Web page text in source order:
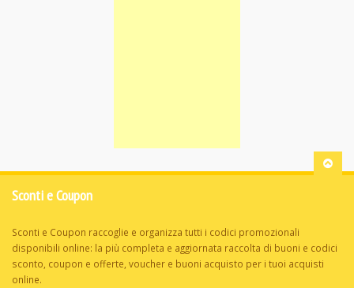
Sconti e Coupon
Sconti e Coupon raccoglie e organizza tutti i codici promozionali
disponibili online: la più completa e aggiornata raccolta di buoni e codici
sconto, coupon e offerte, voucher e buoni acquisto per i tuoi acquisti
online.